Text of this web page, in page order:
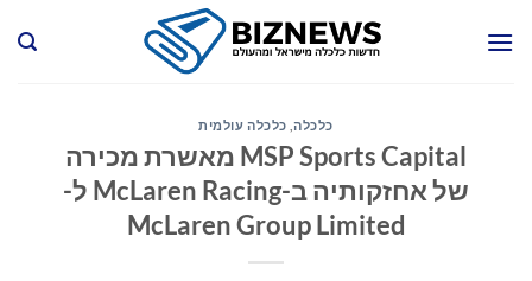
כלכלה, כלכלה עולמית
MSP Sports Capital מאשרת מכירה
של אחזקותיה ב-McLaren Racing ל-
McLaren Group Limited